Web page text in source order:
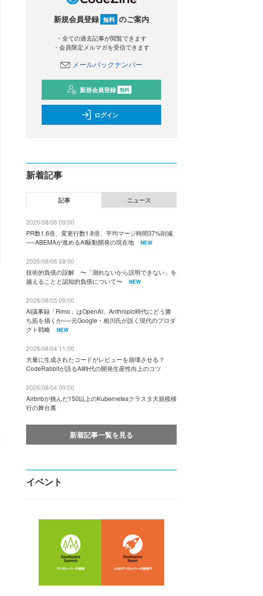
新規会員登録 無料 のご案内
・全ての過去記事が閲覧できます
・会員限定メルマガを受信できます
メールバックナンバー
新規会員登録 無料
ログイン
新着記事
記事 ニュース
2026/08/06 09:00
PR数1.6倍、変更行数1.8倍、平均マージ時間37%削減
──ABEMAが進めるAI駆動開発の現在地
NEW
2026/08/06 08:00
技術的負債の誤解 〜「測れないから説明できない」を
越えることと認知的負債について〜
NEW
2026/08/05 09:00
AI議事録「Rimo」はOpenAI、Anthropic時代にどう勝
ち筋を描くか──元Google・相川氏が説く現代のプロダ
クト戦略
NEW
2026/08/04 11:00
大量に生成されたコードがレビューを崩壊させる？
CodeRabbitが語るAI時代の開発生産性向上のコツ
2026/08/04 09:00
Airbnbが挑んだ150以上のKubernetesクラスタ大規模移
行の舞台裏
新着記事一覧を見る
イベント